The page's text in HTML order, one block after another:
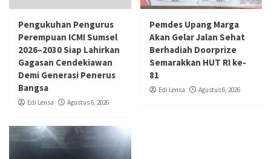
Pengukuhan Pengurus
Perempuan ICMI Sumsel
2026–2030 Siap Lahirkan
Gagasan Cendekiawan
Demi Generasi Penerus
Bangsa
Edi Lensa Agustus 6, 2026
Pemdes Upang Marga
Akan Gelar Jalan Sehat
Berhadiah Doorprize
Semarakkan HUT RI ke-
81
Edi Lensa Agustus 6, 2026